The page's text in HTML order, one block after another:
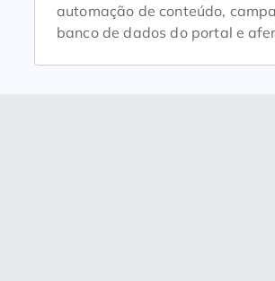
automação de conteúdo,
banco de dados do portal e